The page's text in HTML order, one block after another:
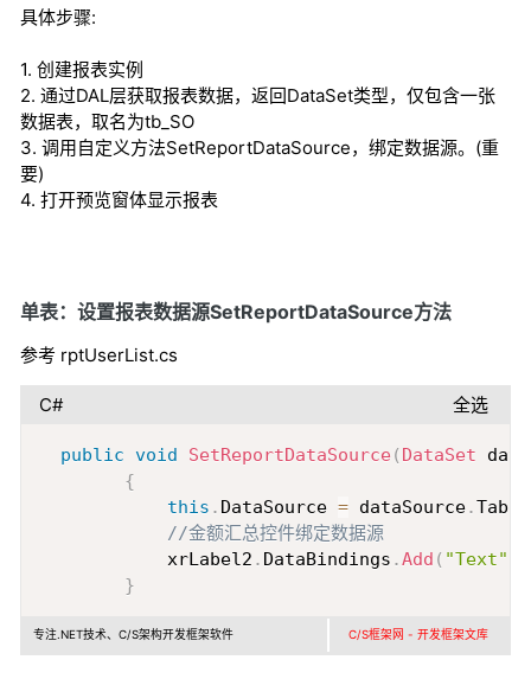
具体步骤:
1. 创建报表实例
2. 通过DAL层获取报表数据，返回DataSet类型，仅包含一张
数据表，取名为tb_SO
3. 调用自定义方法SetReportDataSource，绑定数据源。(重
要)
4. 打开预览窗体显示报表
单表：设置报表数据源SetReportDataSource方法
参考 rptUserList.cs
C# 全选
public void SetReportDataSource( DataSet
{
this . DataSource = dataSource.
//金额汇总控件绑定数据源
            xrLabel2
. DataBindings .Add ( "Text"
}
专注.NET技术、C/S架构开发框架软件 C/S框架网 - 开发框架文库